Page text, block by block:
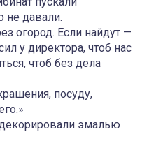
не давали.
огород. Если найдут —
у директора, чтоб нас
чтоб без дела
посуду,
эмалью